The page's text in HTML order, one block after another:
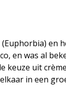
en was al
keuze uit
in een